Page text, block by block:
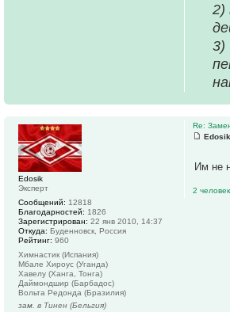
2)
3)
Re:
Edosik
Им не
2 человек
Edosik
Эксперт
Сообщений: 12818
Благодарностей: 1826
Зарегистрирован: 22 янв 2010, 14:37
Откуда: Буденновск, Россия
Рейтинг: 960
Химнастик (Испания)
Мбале Хироус (Уганда)
Хавелу (Ханга, Тонга)
Даймондшир (Барбадос)
Вольта Редонда (Бразилия)
зам. в Тинен (Бельгия)